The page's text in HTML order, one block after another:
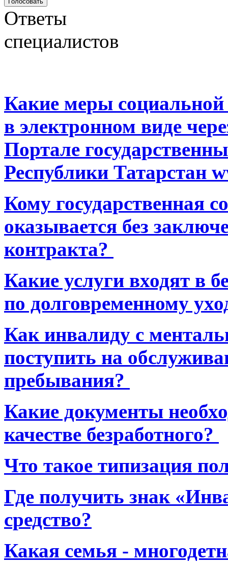
Ответы
специалистов
Какие меры
в электронном виде
Портале
Республики Татарстан
Кому государственная
оказывается без
контракта?
Какие услуги входят в
по долговременному
Как инвалиду с
поступить на
пребывания?
Какие документы
качестве безработного?
Что такое типизация
Где получить знак
средство?
Какая семья -